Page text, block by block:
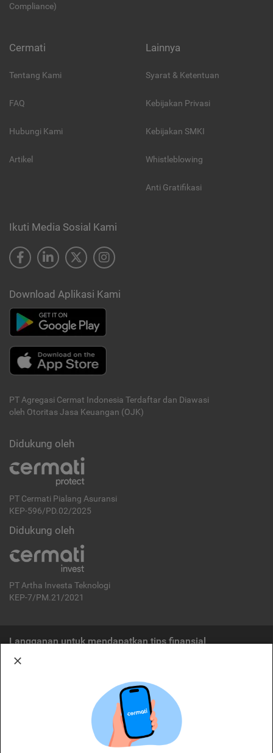
Compliance)
Cermati
Tentang Kami
FAQ
Hubungi Kami
Artikel
Lainnya
Syarat & Ketentuan
Kebijakan Privasi
Kebijakan SMKI
Whistleblowing
Anti Gratifikasi
Ikuti Media Sosial Kami
Download Aplikasi Kami
PT Agregasi Cermat Indonesia Terdaftar dan Diawasi
oleh Otoritas Jasa Keuangan (OJK)
Didukung oleh
PT Cermati Pialang Asuransi
KEP-596/PD.02/2025
Didukung oleh
PT Artha Investa Teknologi
KEP-7/PM.21/2021
Langganan untuk mendapatkan tips finansial
Cermati merupakan penyelenggara agregasi jasa keuangan yang terdaftar di
OJK. Oleh karena itu, produk dan/atau layanan jasa keuangan yang
ditawarkan bukan merupakan produk dan/atau layanan jasa keuangan yang
diterbitkan oleh Cermati dan Cermati tidak bertanggung jawab atas tuntutan